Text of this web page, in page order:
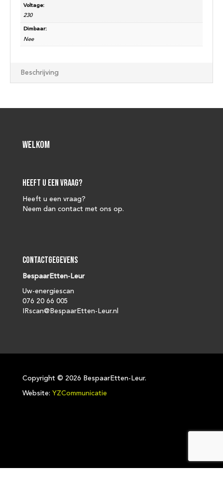
Voltage:
230
Dimbaar:
Nee
Beschrijving
Welkom
Heeft u een vraag?
Heeft u een vraag?
Neem dan contact met ons op.
Contactgegevens
BespaarEtten-Leur
Uw-energiescan
076 20 66 005
IRscan@BespaarEtten-Leur.nl
Copyright © 2026 BespaarEtten-Leur.
Website: YZCommunicatie